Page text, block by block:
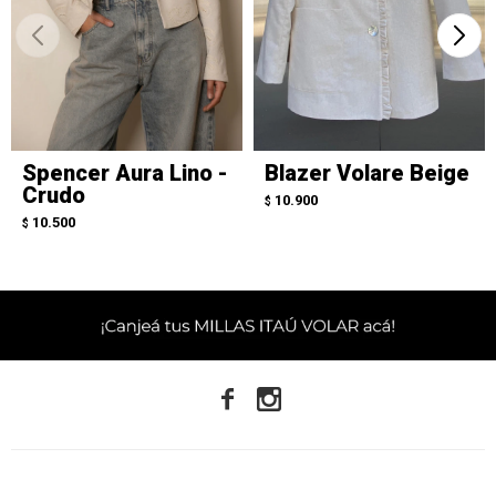
Spencer Aura Lino -
Crudo
$ 10.500
Blazer Volare Beige
$ 10.900
 